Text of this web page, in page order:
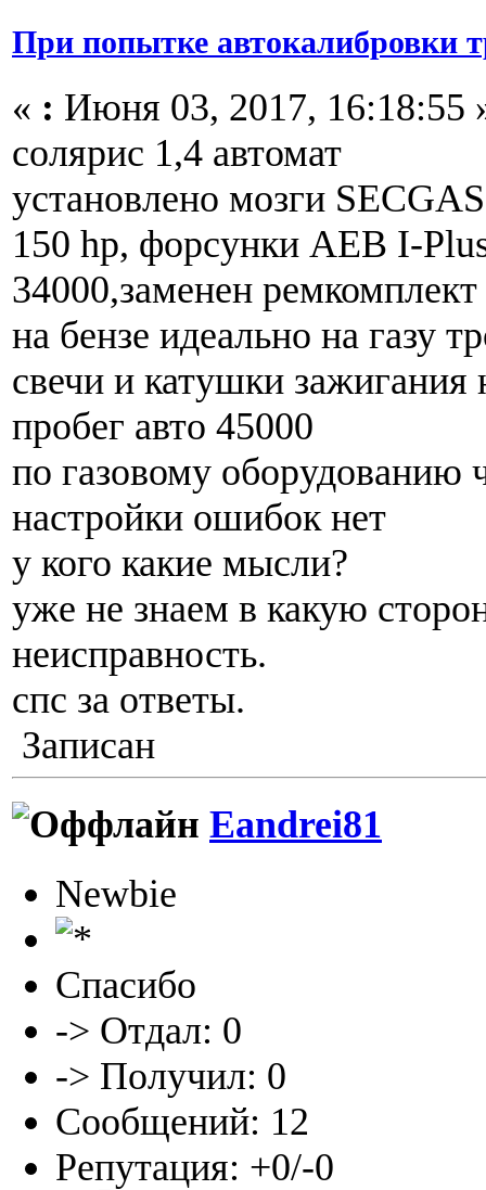
При попытке автокалибровки
« : Июня 03, 2017, 16:18:55
солярис 1,4 автомат
установлено мозги
150 hp, форсунки AEB I-
34000,заменен
на бензе идеально на газу
свечи и катушки
пробег авто 45000
по газовому оборудованию
настройки ошибок нет
у кого какие мысли?
уже не знаем в какую
неисправность.
спс за ответы.
Записан
Eandrei81
Newbie
Спасибо
-> Отдал: 0
-> Получил: 0
Сообщений: 12
Репутация: +0/-0